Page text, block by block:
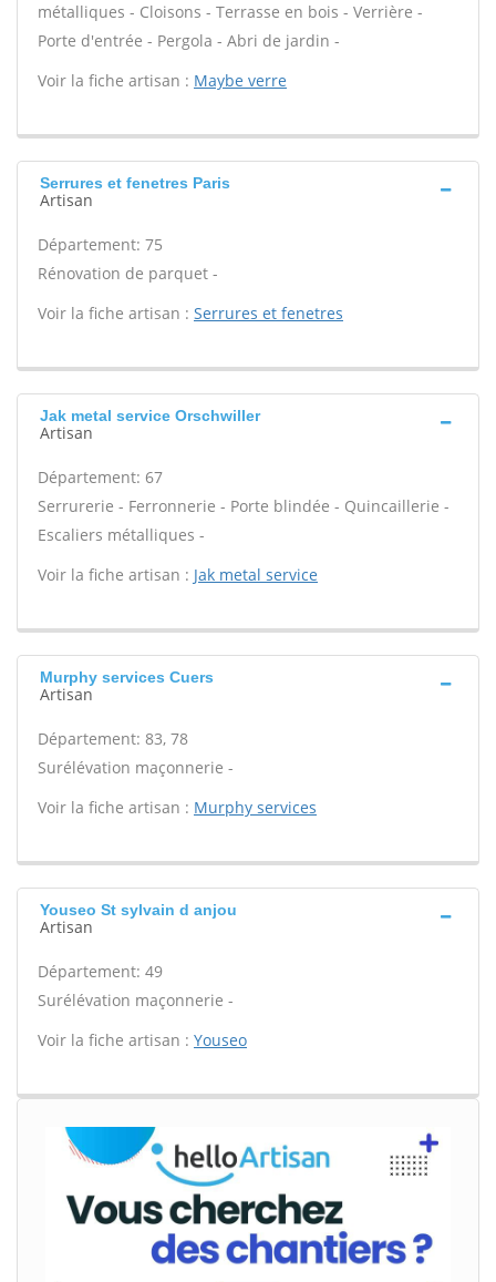
métalliques - Cloisons - Terrasse en bois - Verrière -
Porte d'entrée - Pergola - Abri de jardin -
Voir la fiche artisan : Maybe verre
Serrures et fenetres Paris
Artisan
Département: 75
Rénovation de parquet -
Voir la fiche artisan : Serrures et fenetres
Jak metal service Orschwiller
Artisan
Département: 67
Serrurerie - Ferronnerie - Porte blindée - Quincaillerie -
Escaliers métalliques -
Voir la fiche artisan : Jak metal service
Murphy services Cuers
Artisan
Département: 83, 78
Surélévation maçonnerie -
Voir la fiche artisan : Murphy services
Youseo St sylvain d anjou
Artisan
Département: 49
Surélévation maçonnerie -
Voir la fiche artisan : Youseo